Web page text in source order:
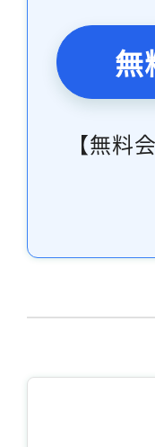
無
【無料